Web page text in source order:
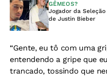
GÊMEOS?
Jogador da
de Justin Bieber
“Gente, eu tô com uma
entendendo a gripe que
trancado, tossindo que